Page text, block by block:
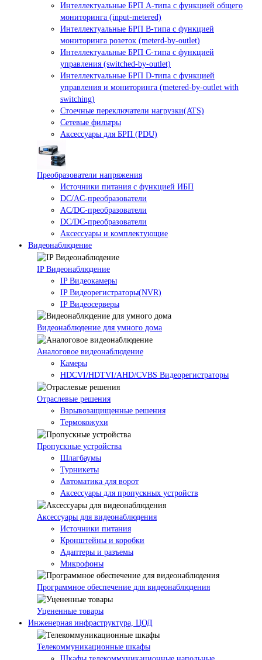
Интеллектуальные БРП А-типа с функцией общего
мониторинга (input-metered)
Интеллектуальные БРП B-типа с функцией
мониторинга розеток (meterd-by-outlet)
Интеллектуальные БРП C-типа с функцией
управления (switched-by-outlet)
Интеллектуальные БРП D-типа с функцией
управления и мониторинга (metered-by-outlet with
switching)
Стоечные переключатели нагрузки(ATS)
Сетевые фильтры
Аксессуары для БРП (PDU)
Преобразователи напряжения
Источники питания c функцией ИБП
DC/AC-преобразователи
AC/DC-преобразователи
DC/DC-преобразователи
Аксессуары и комплектующие
Видеонаблюдение
IP Видеонаблюдение
IP Видеокамеры
IP Видеорегистраторы(NVR)
IP Видеосерверы
Видеонаблюдение для умного дома
Аналоговое видеонаблюдение
Камеры
HDCVI/HDTVI/AHD/CVBS Видеорегистраторы
Отраслевые решения
Взрывозащищенные решения
Термокожухи
Пропускные устройства
Шлагбаумы
Турникеты
Автоматика для ворот
Аксессуары для пропускных устройств
Аксессуары для видеонаблюдения
Источники питания
Кронштейны и коробки
Адаптеры и разъемы
Микрофоны
Программное обеспечение для видеонаблюдения
Уцененные товары
Инженерная инфраструктура, ЦОД
Телекоммуникационные шкафы